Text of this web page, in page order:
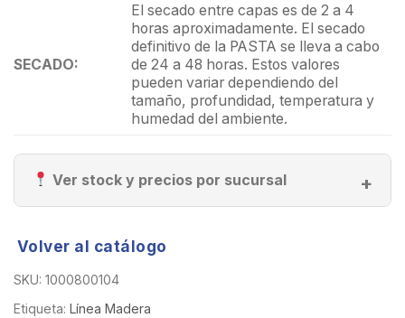
SECADO:
El secado entre capas es de 2 a 4
horas aproximadamente. El secado
definitivo de la PASTA se lleva a cabo
de 24 a 48 horas. Estos valores
pueden variar dependiendo del
tamaño, profundidad, temperatura y
humedad del ambiente.
Ver stock y precios por sucursal
Volver al catálogo
SKU: 1000800104
Etiqueta: Línea Madera